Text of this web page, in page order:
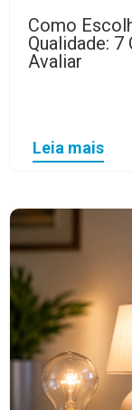
Como
Qualidade:
Avaliar
Leia mais